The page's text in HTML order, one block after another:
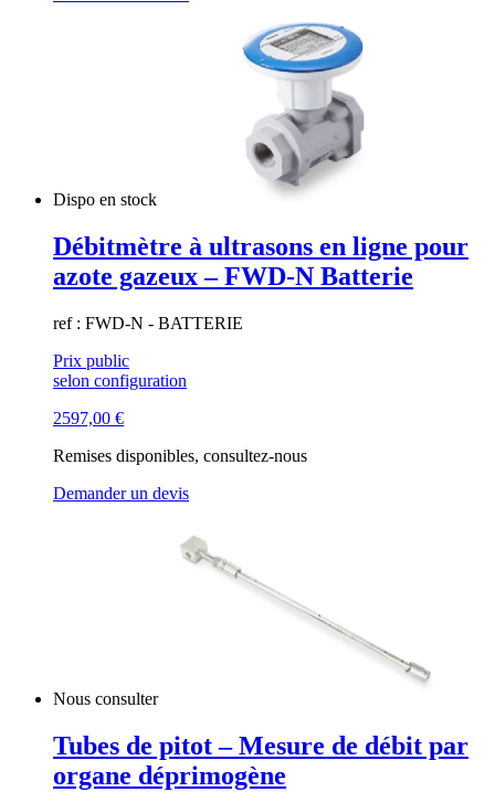
Dispo en stock
Débitmètre à ultrasons en ligne pour
azote gazeux – FWD-N Batterie
ref : FWD-N - BATTERIE
Prix public
selon configuration
2597,00 €
Remises disponibles, consultez-nous
Demander un devis
Nous consulter
Tubes de pitot – Mesure de débit par
organe déprimogène